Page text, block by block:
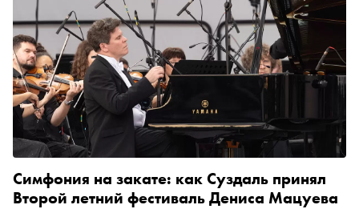
Симфония на закате: как Суздаль принял
Второй летний фестиваль Дениса Мацуева